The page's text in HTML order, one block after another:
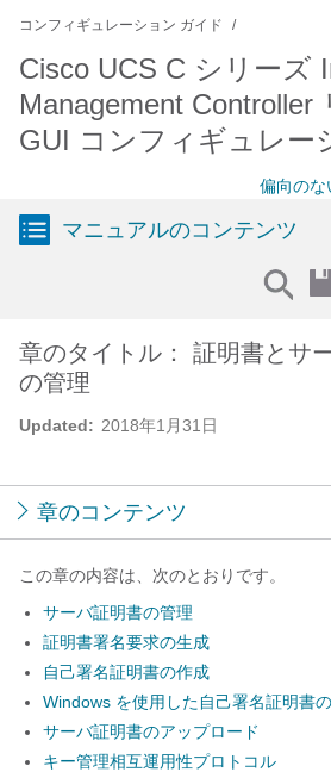
コンフィギュレーション ガイド
Cisco UCS C シリーズ
Management Controller
GUI コンフィギュレー
偏向のな
マニュアルのコンテンツ
Updated: 2018年1月31日
章のタイトル： 証明書とサ
の管理
章のコンテンツ
この章の内容は、次のとおりです。
サーバ証明書の管理
証明書署名要求の生成
自己署名証明書の作成
Windows を使用した自己署名証明書
サーバ証明書のアップロード
キー管理相互運用性プロトコル